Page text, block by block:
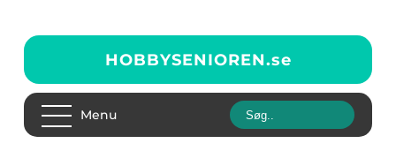
HOBBYSENIOREN.se
Menu